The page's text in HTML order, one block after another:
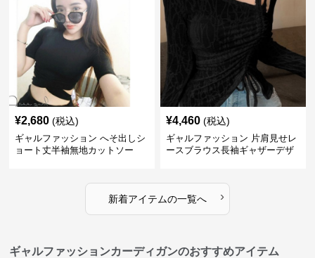
¥2,680 (税込)
ギャルファッション へそ出しシ
ョート丈半袖無地カットソー
¥4,460 (税込)
ギャルファッション 片肩見せレ
ースブラウス長袖ギャザーデザ
新着アイテムの一覧へ ›
ギャルファッションカーディガンのおすすめアイテム